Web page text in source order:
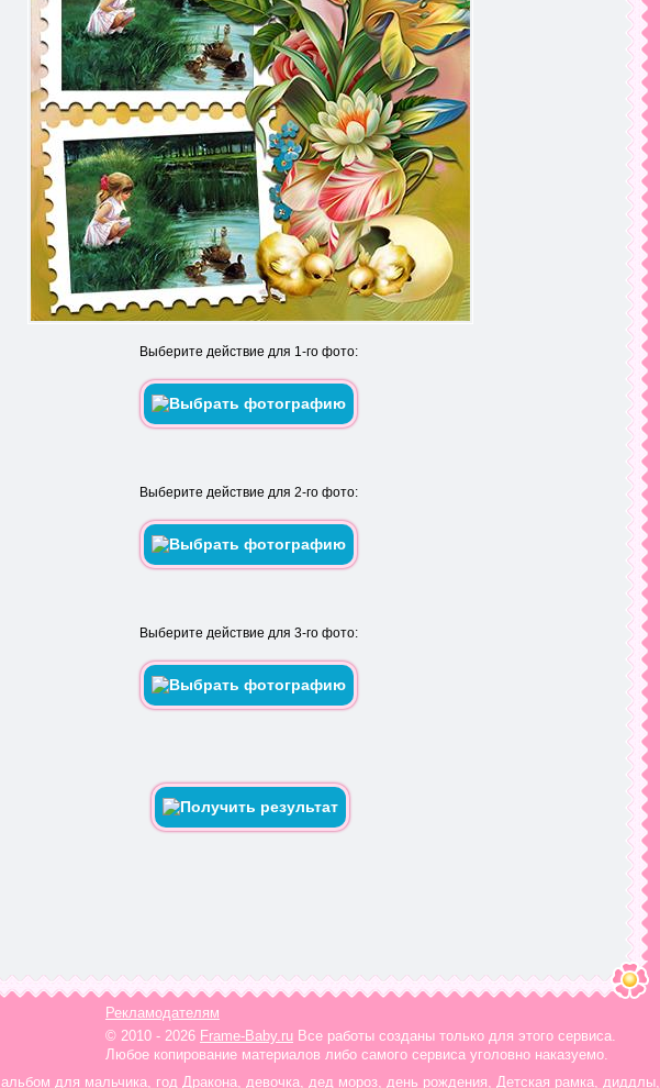
Выберите действие для 1-го фото:
Выберите действие для 2-го фото:
Выберите действие для 3-го фото:
Рекламодателям
© 2010 - 2026 Frame-Baby.ru Все работы созданы только для этого сервиса.
Любое копирование материалов либо самого сервиса уголовно наказуемо.
альбом для мальчика, год Дракона, девочка, дед мороз, день рождения, Детская рамка, диддлы,